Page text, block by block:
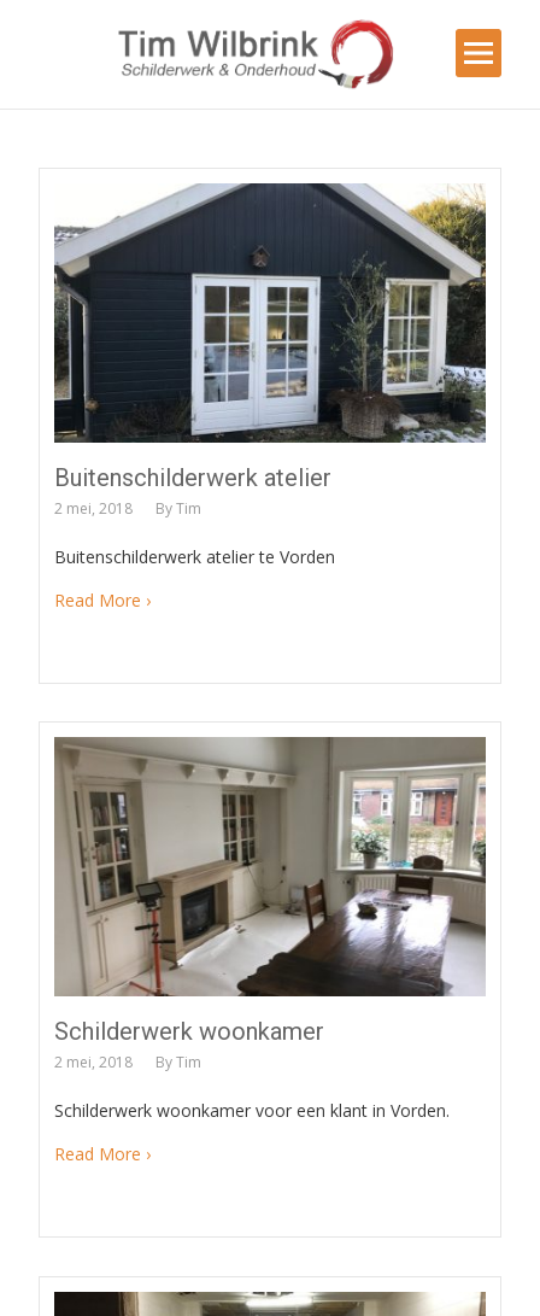
Buitenschilderwerk atelier
2 mei, 2018 ByTim
Buitenschilderwerk atelier te Vorden
Read More ›
Schilderwerk woonkamer
2 mei, 2018 ByTim
Schilderwerk woonkamer voor een klant in Vorden.
Read More ›